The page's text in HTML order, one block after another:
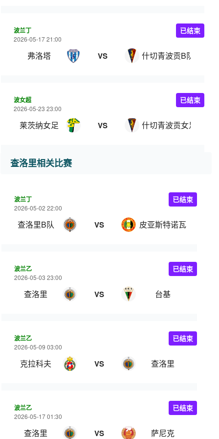
波兰丁
2026-05-17 21:00
弗洛塔 VS 什切青波贡B队
已结束
波女超
2026-05-23 23:00
莱茨纳女足 VS 什切青波贡女足
已结束
查洛里相关比赛
波兰丁
2026-05-02 22:00
查洛里B队 VS 皮亚斯特诺瓦
已结束
波兰乙
2026-05-03 23:00
查洛里 VS 台基
已结束
波兰乙
2026-05-09 03:00
克拉科夫 VS 查洛里
已结束
波兰乙
2026-05-17 01:30
查洛里 VS 萨尼克
已结束